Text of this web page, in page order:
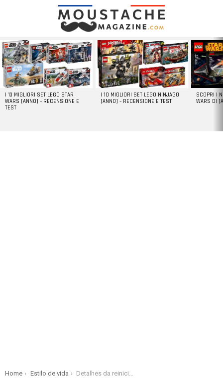
LATEST
STORIES
I 13 MIGLIORI SET LEGO STAR
WARS [ANNO] – RECENSIONE E
TEST
I 10 MIGLIORI SET LEGO NINJAGO
[ANNO] – RECENSIONE E TEST
SCOPRI I
WARS DI
You are here:
Home Estilo de vida Detalhes da reinicialização do Crow revelados